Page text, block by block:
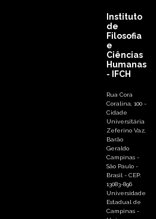
Instituto
de
Filosofia
e
Ciências
Humanas
- IFCH
Rua Cora
Coralina, 100 -
Cidade
Universitária
Zeferino Vaz,
Barão
Geraldo
Campinas -
São Paulo -
Brasil - CEP:
13083-896
Universidade
Estadual de
Campinas -